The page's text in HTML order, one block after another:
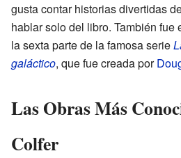
gusta contar historias divertidas
hablar solo del libro. También fue
la sexta parte de la famosa serie
galáctico, que fue creada por
Las Obras Más
Colfer